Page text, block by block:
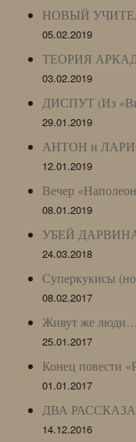
НОВЫЙ
05.02.2019
ТЕОРИЯ
03.02.2019
ДИСПУТ (Из
29.01.2019
АНТОН и
12.01.2019
Вечер
08.01.2019
УБЕЙ
24.03.2018
Суперкукисы
08.02.2017
Живут же люди…
25.01.2017
Конец повести
01.01.2017
ДВА РАССКАЗА
14.12.2016